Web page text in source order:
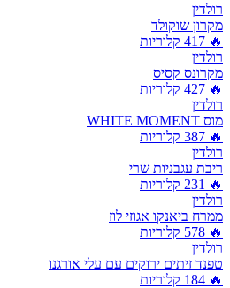
רולדין
מקרון שוקולד
🔥
417 קלוריות
רולדין
מקרונס קסיס
🔥
427 קלוריות
רולדין
מוס WHITE MOMENT
🔥
387 קלוריות
רולדין
ריבת עגבניות שרי
🔥
231 קלוריות
רולדין
ממרח ביאנקו אגוזי לוז
🔥
578 קלוריות
רולדין
טפנד זיתים ירוקים עם עלי אורגנו
🔥
184 קלוריות